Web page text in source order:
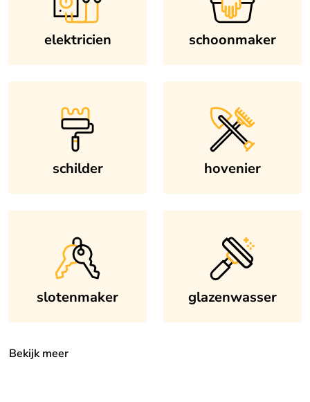
elektricien schoonmaker
schilder hovenier
slotenmaker glazenwasser
Bekijk meer